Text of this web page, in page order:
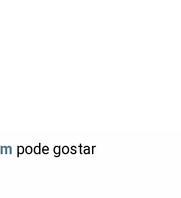
pode gostar